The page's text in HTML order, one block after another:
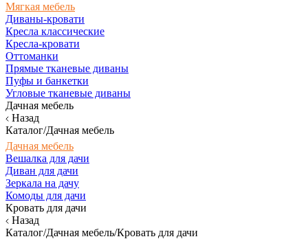
Мягкая мебель
Диваны-кровати
Кресла классические
Кресла-кровати
Оттоманки
Прямые тканевые диваны
Пуфы и банкетки
Угловые тканевые диваны
Дачная мебель
Назад
Каталог/Дачная мебель
Дачная мебель
Вешалка для дачи
Диван для дачи
Зеркала на дачу
Комоды для дачи
Кровать для дачи
Назад
Каталог/Дачная мебель/Кровать для дачи